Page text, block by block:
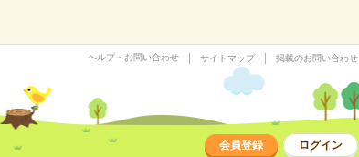
ヘルプ・お問い合わせ サイトマップ 掲載のお問い合わせ
会員登録 ログイン